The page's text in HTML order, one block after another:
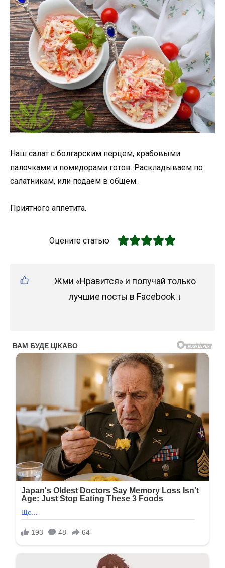
Наш салат с болгарским перцем, крабовыми
палочками и помидорами готов. Раскладываем по
салатникам, или подаем в общем.
Приятного аппетита.
Оцените статью
Жми «Нравится» и получай только
лучшие посты в Facebook ↓